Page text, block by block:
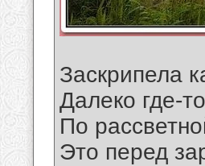
Заскрипела
Далеко где-
По
Это перед